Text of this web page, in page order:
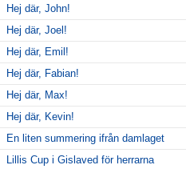
Hej där, John!
Hej där, Joel!
Hej där, Emil!
Hej där, Fabian!
Hej där, Max!
Hej där, Kevin!
En liten summering ifrån damlaget
Lillis Cup i Gislaved för herrarna